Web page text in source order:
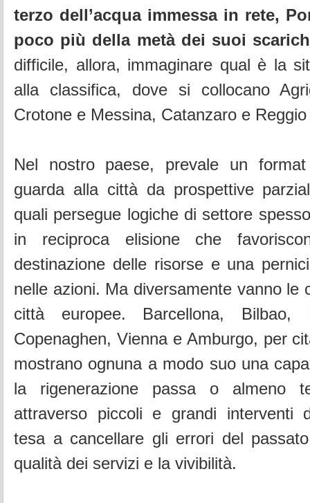
terzo dell’acqua immessa in rete,
poco più della metà dei suoi
difficile, allora, immaginare qual è la
alla classifica, dove si collocano
Crotone e Messina, Catanzaro e
Nel nostro paese, prevale un
guarda alla città da prospettive
quali persegue logiche di settore
in reciproca elisione che
destinazione delle risorse e una
nelle azioni. Ma diversamente vanno le
città europee. Barcellona, Bilbao,
Copenaghen, Vienna e Amburgo, per
mostrano ognuna a modo suo una
la rigenerazione passa o almeno
attraverso piccoli e grandi interventi
tesa a cancellare gli errori del
qualità dei servizi e la vivibilità.